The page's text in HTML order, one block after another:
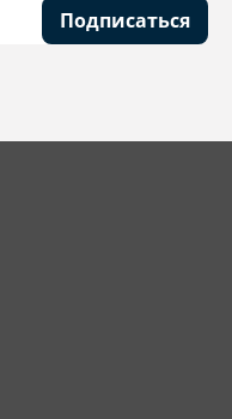
Подписаться